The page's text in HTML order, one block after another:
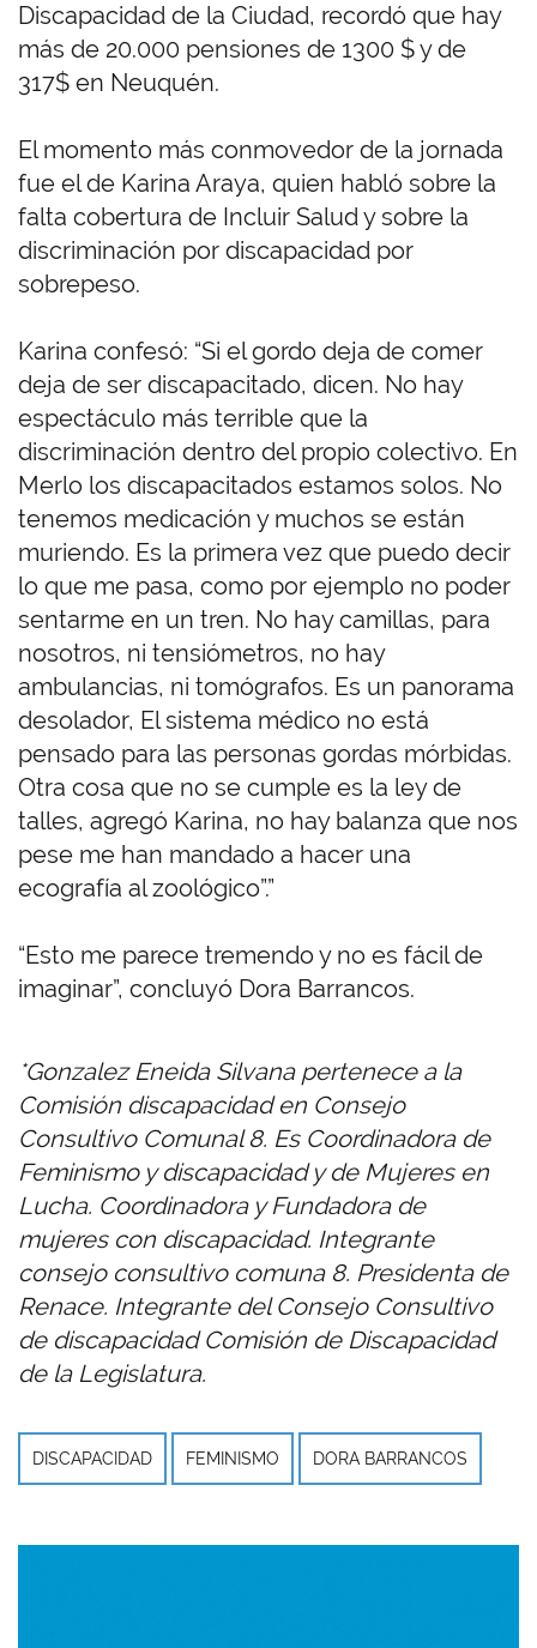
Discapacidad de la Ciudad, recordó que hay
más de 20.000 pensiones de 1300 $ y de
317$ en Neuquén.
El momento más conmovedor de la jornada
fue el de Karina Araya, quien habló sobre la
falta cobertura de Incluir Salud y sobre la
discriminación por discapacidad por
sobrepeso.
Karina confesó: “Si el gordo deja de comer
deja de ser discapacitado, dicen. No hay
espectáculo más terrible que la
discriminación dentro del propio colectivo. En
Merlo los discapacitados estamos solos. No
tenemos medicación y muchos se están
muriendo. Es la primera vez que puedo decir
lo que me pasa, como por ejemplo no poder
sentarme en un tren. No hay camillas, para
nosotros, ni tensiómetros, no hay
ambulancias, ni tomógrafos. Es un panorama
desolador, El sistema médico no está
pensado para las personas gordas mórbidas.
Otra cosa que no se cumple es la ley de
talles, agregó Karina, no hay balanza que nos
pese me han mandado a hacer una
ecografía al zoológico”.”
“Esto me parece tremendo y no es fácil de
imaginar”, concluyó Dora Barrancos.
*Gonzalez Eneida Silvana pertenece a la
Comisión discapacidad en Consejo
Consultivo Comunal 8. Es Coordinadora de
Feminismo y discapacidad y de Mujeres en
Lucha. Coordinadora y Fundadora de
mujeres con discapacidad. Integrante
consejo consultivo comuna 8. Presidenta de
Renace. Integrante del Consejo Consultivo
de discapacidad Comisión de Discapacidad
de la Legislatura.
DISCAPACIDAD FEMINISMO DORA BARRANCOS